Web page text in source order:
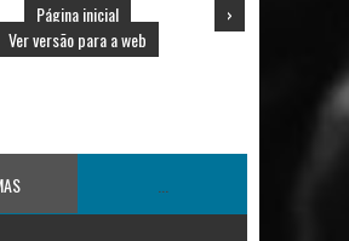
›
Página inicial
Ver versão para a web